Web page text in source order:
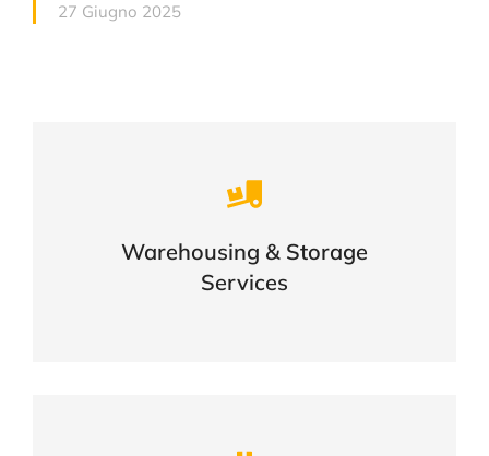
27 Giugno 2025
Warehousing & Storage
Services
Careful storage of your goods
VIEW DETAILS